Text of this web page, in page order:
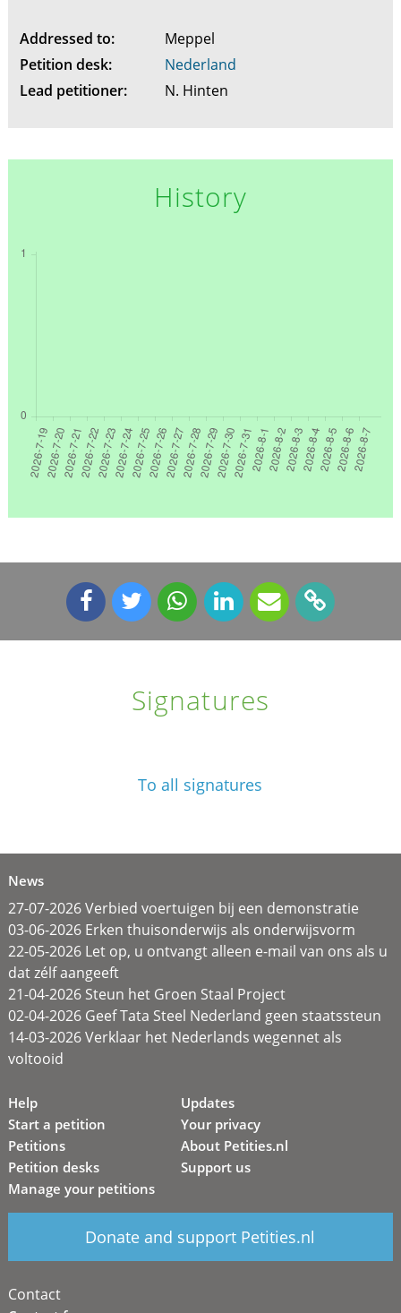
Addressed to:
Meppel
Petition desk:
Nederland
Lead petitioner:
N. Hinten
History
Signatures
To all signatures
News
27-07-2026 Verbied voertuigen bij een demonstratie
03-06-2026 Erken thuisonderwijs als onderwijsvorm
22-05-2026 Let op, u ontvangt alleen e-mail van ons als u
dat zélf aangeeft
21-04-2026 Steun het Groen Staal Project
02-04-2026 Geef Tata Steel Nederland geen staatssteun
14-03-2026 Verklaar het Nederlands wegennet als
voltooid
Help
Start a petition
Petitions
Petition desks
Manage your petitions
Updates
Your privacy
About Petities.nl
Support us
Donate and support Petities.nl
Contact